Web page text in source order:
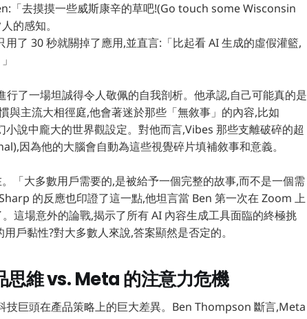
「去摸摸一些威斯康辛的草吧!(Go touch some Wisconsin
的感知。
用了 30 秒就關掉了應用,並直言:「比起看 AI 生成的虛假灌籃,
了一場坦誠得令人敬佩的自我剖析。他承認,自己可能真的是
主流大相徑庭,他會著迷於那些「無敘事」的內容,比如
說中龐大的世界觀設定。對他而言,Vibes 那些支離破碎的超
因為他的大腦會自動為這些視覺碎片填補敘事和意義。
「大多數用戶需要的,是被給予一個完整的故事,而不是一個需
的反應也印證了這一點,他坦言當 Ben 第一次在 Zoom 上
這場意外的論戰,揭示了所有 AI 內容生成工具面臨的終極挑
戶黏性?對大多數人來說,答案顯然是否定的。
維 vs. Meta 的注意力危機
技巨頭在產品策略上的巨大差異。Ben Thompson 斷言,Meta